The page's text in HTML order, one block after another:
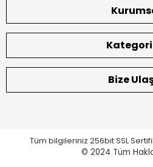
Bize
Tüm bilgileriniz 256bit SSL
© 2024 Tüm